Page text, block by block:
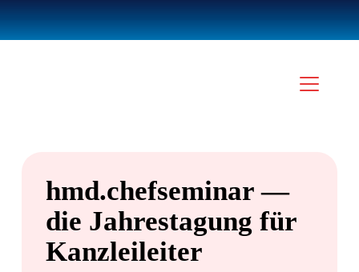
hmd.chefseminar —
die Jahrestagung für
Kanzleileiter